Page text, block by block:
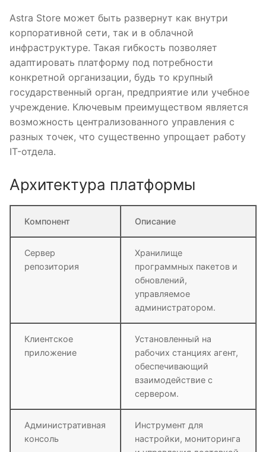
Astra Store может быть развернут как внутри
корпоративной сети, так и в облачной
инфраструктуре. Такая гибкость позволяет
адаптировать платформу под потребности
конкретной организации, будь то крупный
государственный орган, предприятие или учебное
учреждение. Ключевым преимуществом является
возможность централизованного управления с
разных точек, что существенно упрощает работу
IT-отдела.
Архитектура платформы
Компонент Описание
Сервер
репозитория
Хранилище
программных пакетов и
обновлений,
управляемое
администратором.
Клиентское
приложение
Установленный на
рабочих станциях агент,
обеспечивающий
взаимодействие с
сервером.
Административная
консоль
Инструмент для
настройки, мониторинга